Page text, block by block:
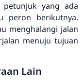
yang ada
peron berikutnya.
menghalangi jalan
menuju tujuan
Lain